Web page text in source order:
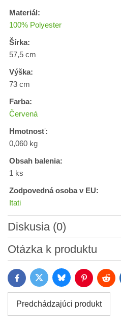
Materiál:
100% Polyester
Šírka:
57,5 cm
Výška:
73 cm
Farba:
Červená
Hmotnosť:
0,060 kg
Obsah balenia:
1 ks
Zodpovedná osoba v EU:
Itati
Diskusia (0)
Nový komentár
Názov:
Meno:*
Otázka k produktu
*
FacebookTwitter BlueskyPinterestReddit
Predchádzajúci produkt